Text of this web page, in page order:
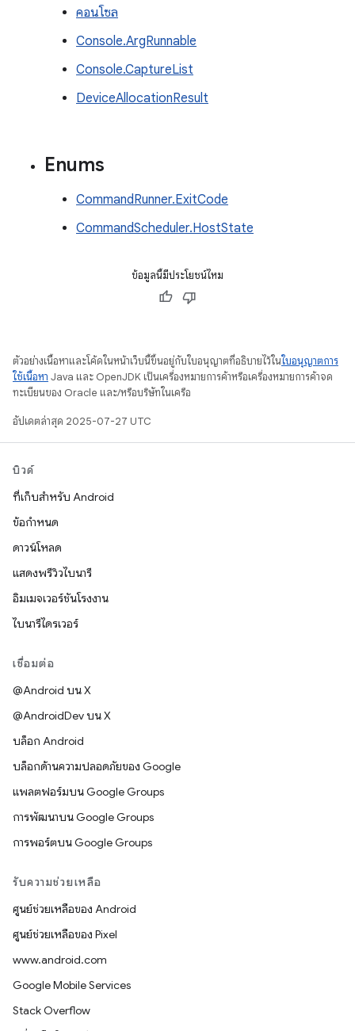
คอนโซล
Console.ArgRunnable
Console.CaptureList
DeviceAllocationResult
Enums
CommandRunner.ExitCode
CommandScheduler.HostState
ข้อมูลนี้มีประโยชน์ไหม
ตัวอย่างเนื้อหาและโค้ดในหน้าเว็บนี้ขึ้นอยู่กับใบอนุญาตที่อธิบายไว้ในใบอนุญาตการ
ใช้เนื้อหา Java และ OpenJDK เป็นเครื่องหมายการค้าหรือเครื่องหมายการค้าจด
ทะเบียนของ Oracle และ/หรือบริษัทในเครือ
อัปเดตล่าสุด 2025-07-27 UTC
บิวด์
ที่เก็บสำหรับ Android
ข้อกำหนด
ดาวน์โหลด
แสดงพรีวิวไบนารี
อิมเมจเวอร์ชันโรงงาน
ไบนารีไดรเวอร์
เชื่อมต่อ
@Android บน X
@AndroidDev บน X
บล็อก Android
บล็อกด้านความปลอดภัยของ Google
แพลตฟอร์มบน Google Groups
การพัฒนาบน Google Groups
การพอร์ตบน Google Groups
รับความช่วยเหลือ
ศูนย์ช่วยเหลือของ Android
ศูนย์ช่วยเหลือของ Pixel
www.android.com
Google Mobile Services
Stack Overflow